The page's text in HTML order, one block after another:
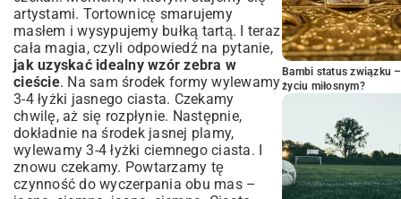
artystami. Tortownicę smarujemy
masłem i wysypujemy bułką tartą. I teraz
cała magia, czyli odpowiedź na pytanie,
jak uzyskać idealny wzór zebra w
cieście. Na sam środek formy wylewamy
3-4 łyżki jasnego ciasta. Czekamy
chwilę, aż się rozpłynie. Następnie,
dokładnie na środek jasnej plamy,
wylewamy 3-4 łyżki ciemnego ciasta. I
znowu czekamy. Powtarzamy tę
czynność do wyczerpania obu mas –
Bambi status związku
życiu miłosnym?